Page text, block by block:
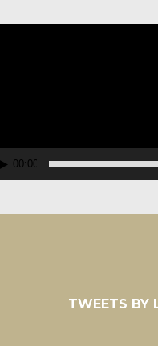
00:00
TWEETS BY